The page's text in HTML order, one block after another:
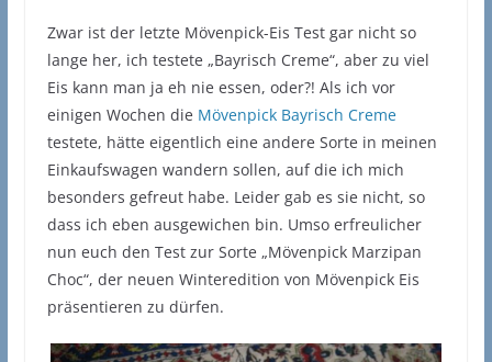
Zwar ist der letzte Mövenpick-Eis Test gar nicht so
lange her, ich testete „Bayrisch Creme“, aber zu viel
Eis kann man ja eh nie essen, oder?! Als ich vor
einigen Wochen die Mövenpick Bayrisch Creme
testete, hätte eigentlich eine andere Sorte in meinen
Einkaufswagen wandern sollen, auf die ich mich
besonders gefreut habe. Leider gab es sie nicht, so
dass ich eben ausgewichen bin. Umso erfreulicher
nun euch den Test zur Sorte „Mövenpick Marzipan
Choc“, der neuen Winteredition von Mövenpick Eis
präsentieren zu dürfen.